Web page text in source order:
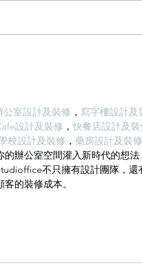
頭，可以漂浮在水中。它可以減
公室設計及裝修 ， 寫字樓設計及
設計及裝修 ， 快餐店設計及裝
校設計及裝修 ， 藥房設計及裝修
的辦公室空間灌入新時代的想
不只擁有設計團隊，還
的裝修成本。